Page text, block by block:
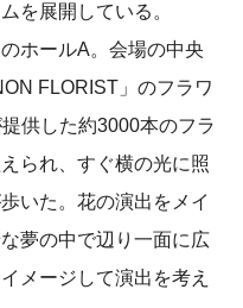
を展開している。
ホールA。会場の中央
FLORIST」のフラワ
供した約3000本のフラ
られ、すぐ横の光に照
いた。花の演出をメイ
夢の中で辺り一面に広
メージして演出を考え